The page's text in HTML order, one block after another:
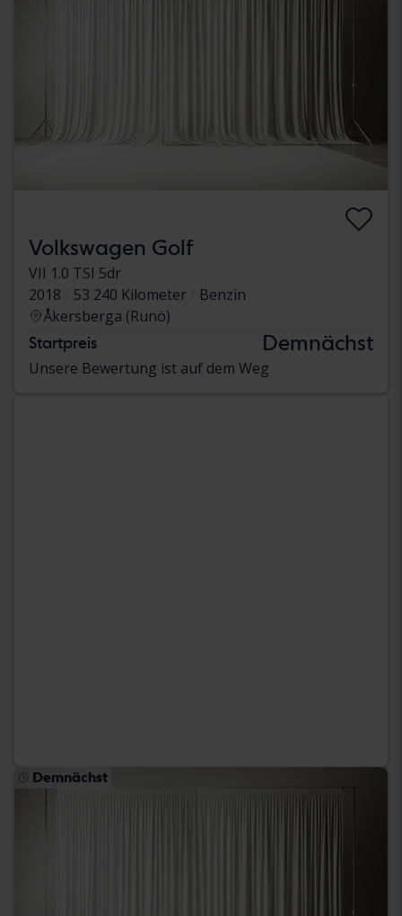
Volkswagen Golf
VII 1.0 TSI 5dr
2018
53 240 Kilometer
Benzin
Åkersberga (Runö)
Startpreis Demnächst
Unsere Bewertung ist auf dem Weg
Demnächst